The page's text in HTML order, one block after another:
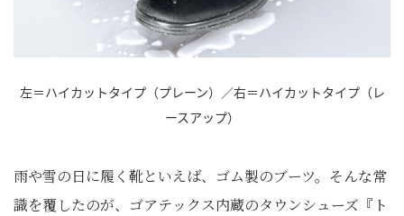
左＝ハイカットタイプ（プレーン）／右＝ハイカットタイプ（レ
ースアップ）
雨や雪の日に履く靴といえば、ゴム製のブーツ。そんな常
識を覆したのが、ゴアテックス内蔵のタウンシューズ『ト